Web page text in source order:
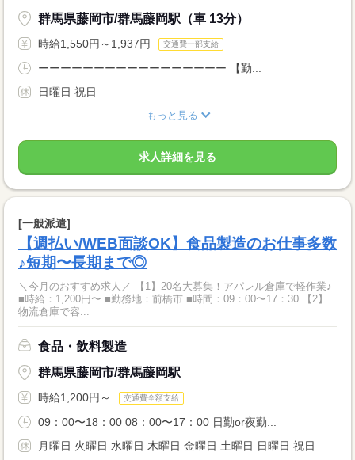
群馬県藤岡市/群馬藤岡駅（車 13分）
時給1,550円～1,937円 交通費一部支給
ーーーーーーーーーーーーーーーーー 【勤...
日曜日 祝日
もっと見る
求人詳細を見る
[一般派遣]
【週払い/WEB面談OK】食品製造のお仕事多数
♪短期〜長期まで◎
＼今月のおすすめ求人／ 【1】20名大募集！アパレル倉庫で軽作業♪
■時給：1,200円〜 ■勤務地：前橋市 ■時間：09：00〜17：30 【2】
物流倉庫で容...
食品・飲料製造
群馬県藤岡市/群馬藤岡駅
時給1,200円～ 交通費全額支給
09：00〜18：00 08：00〜17：00 日勤or夜勤...
月曜日 火曜日 水曜日 木曜日 金曜日 土曜日 日曜日 祝日